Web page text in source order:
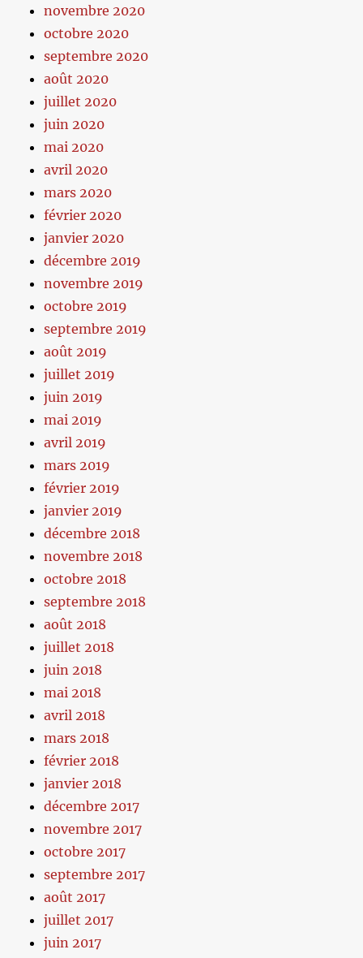
novembre 2020
octobre 2020
septembre 2020
août 2020
juillet 2020
juin 2020
mai 2020
avril 2020
mars 2020
février 2020
janvier 2020
décembre 2019
novembre 2019
octobre 2019
septembre 2019
août 2019
juillet 2019
juin 2019
mai 2019
avril 2019
mars 2019
février 2019
janvier 2019
décembre 2018
novembre 2018
octobre 2018
septembre 2018
août 2018
juillet 2018
juin 2018
mai 2018
avril 2018
mars 2018
février 2018
janvier 2018
décembre 2017
novembre 2017
octobre 2017
septembre 2017
août 2017
juillet 2017
juin 2017